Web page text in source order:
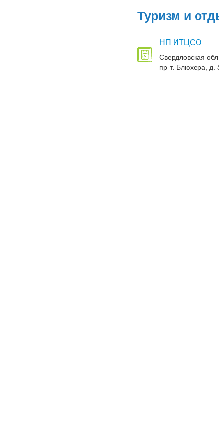
Туризм и
НП ИТЦСО
Свердловская
пр-т. Блюхера, д.